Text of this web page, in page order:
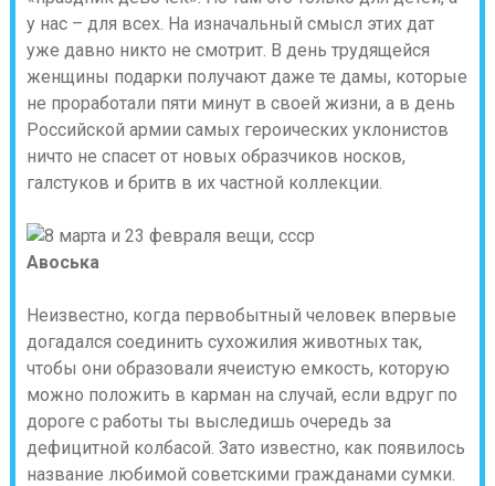
у нас – для всех. На изначальный смысл этих дат
уже давно никто не смотрит. В день трудящейся
женщины подарки получают даже те дамы, которые
не проработали пяти минут в своей жизни, а в день
Российской армии самых героических уклонистов
ничто не спасет от новых образчиков носков,
галстуков и бритв в их частной коллекции.
Авоська
Неизвестно, когда первобытный человек впервые
догадался соединить сухожилия животных так,
чтобы они образовали ячеистую емкость, которую
можно положить в карман на случай, если вдруг по
дороге с работы ты выследишь очередь за
дефицитной колбасой. Зато известно, как появилось
название любимой советскими гражданами сумки.